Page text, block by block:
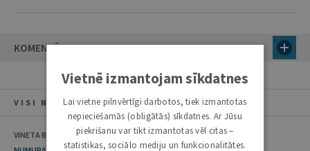
KOMENTĀRI
VISI NUMURA RAKSTI
VINETA BEI, ILONA ČEIČA
Vietnē izmantojam sīkdatnes
Lai vietne pilnvērtīgi darbotos, tiek izmantotas
nepieciešamās (obligātās) sīkdatnes. Ar Jūsu
piekrišanu var tikt izmantotas vēl citas –
statistikas, sociālo mediju un funkcionalitātes.